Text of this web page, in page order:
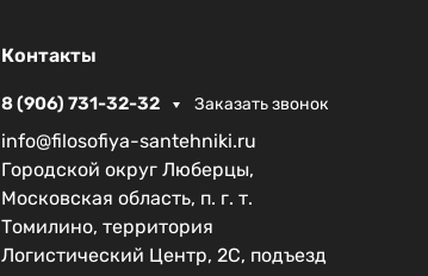
Контакты
8 (906) 731-32-32 Заказать звонок
info@filosofiya-santehniki.ru
Городской округ Люберцы,
Московская область, п. г. т.
Томилино, территория
Логистический Центр, 2С, подъезд